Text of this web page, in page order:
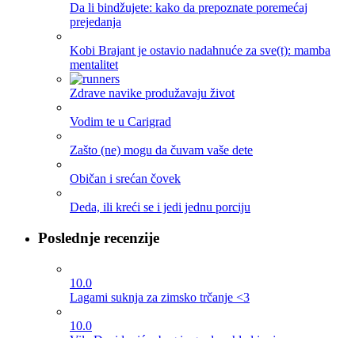
Da li bindžujete: kako da prepoznate poremećaj
prejedanja
Kobi Brajant je ostavio nadahnuće za sve(t): mamba
mentalitet
Zdrave navike produžavaju život
Vodim te u Carigrad
Zašto (ne) mogu da čuvam vaše dete
Običan i srećan čovek
Deda, ili kreći se i jedi jednu porciju
Poslednje recenzije
10.0
Lagami suknja za zimsko trčanje <3
10.0